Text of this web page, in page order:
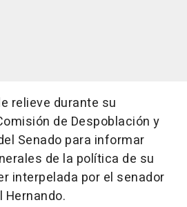
relieve durante su
de Despoblación y
Senado para informar
de la política de su
interpelada por el senador
Hernando.